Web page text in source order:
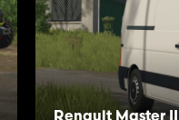
Renault Master III